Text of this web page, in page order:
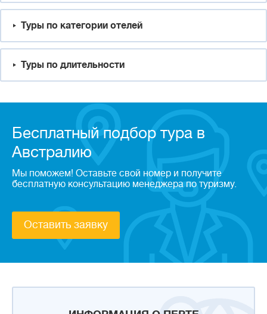
Туры по категории отелей
Туры по длительности
Бесплатный подбор тура в
Австралию
Мы поможем! Оставьте свой номер и получите
бесплатную консультацию менеджера по туризму.
Оставить заявку